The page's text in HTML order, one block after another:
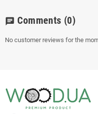
chat Comments (0)
No customer reviews for the